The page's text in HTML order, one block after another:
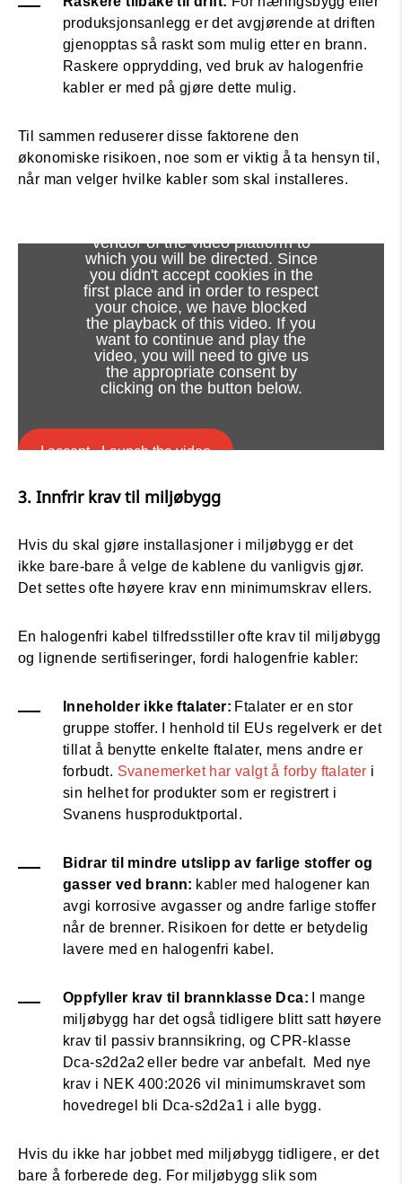
produksjonsanlegg er det avgjørende at driften
gjenopptas så raskt som mulig etter en brann.
Raskere opprydding, ved bruk av halogenfrie
kabler er med på gjøre dette mulig.
Til sammen reduserer disse faktorene den
økonomiske risikoen, noe som er viktig å ta hensyn til,
når man velger hvilke kabler som skal installeres.
vendor of the video platform to
which you will be directed. Since
you didn't accept cookies in the
first place and in order to respect
your choice, we have blocked
the playback of this video. If you
want to continue and play the
video, you will need to give us
the appropriate consent by
clicking on the button below.
I accept - Launch the video
Cookie consent
3. Innfrir krav til miljøbygg
Hvis du skal gjøre installasjoner i miljøbygg er det
ikke bare-bare å velge de kablene du vanligvis gjør.
Det settes ofte høyere krav enn minimumskrav ellers.
En halogenfri kabel tilfredsstiller ofte krav til miljøbygg
og lignende sertifiseringer, fordi halogenfrie kabler:
Inneholder ikke ftalater: Ftalater er en stor
gruppe stoffer. I henhold til EUs regelverk er det
tillat å benytte enkelte ftalater, mens andre er
forbudt. Svanemerket har valgt å forby ftalater i
sin helhet for produkter som er registrert i
Svanens husproduktportal.
Bidrar til mindre utslipp av farlige stoffer og
gasser ved brann: kabler med halogener kan
avgi korrosive avgasser og andre farlige stoffer
når de brenner. Risikoen for dette er betydelig
lavere med en halogenfri kabel.
Oppfyller krav til brannklasse Dca:
I mange
miljøbygg har det også tidligere blitt satt høyere
krav til passiv brannsikring, og CPR-klasse
Dca-s2d2a2 eller bedre var anbefalt.
Med nye
krav i NEK 400:2026 vil minimumskravet som
hovedregel bli Dca-s2d2a1 i alle bygg.
Hvis du ikke har jobbet med miljøbygg tidligere, er det
bare å forberede deg. For miljøbygg slik som